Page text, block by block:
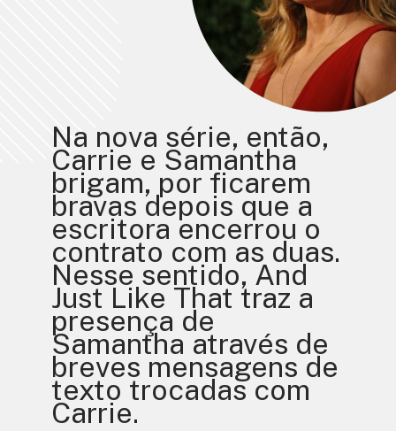
Na nova série, então,
Carrie e Samantha
brigam, por ficarem
bravas depois que a
escritora encerrou o
contrato com as duas.
Nesse sentido, And
Just Like That traz a
presença de
Samantha através de
breves mensagens de
texto trocadas com
Carrie.